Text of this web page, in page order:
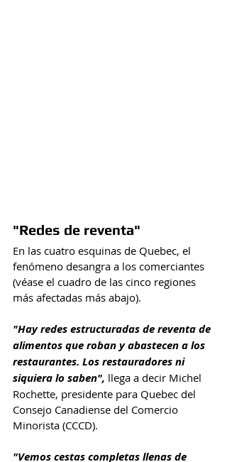
"Redes de reventa"
En las cuatro esquinas de Quebec, el
fenómeno desangra a los comerciantes
(véase el cuadro de las cinco regiones
más afectadas más abajo).
"Hay redes estructuradas de reventa de
alimentos que roban y abastecen a los
restaurantes. Los restauradores ni
siquiera lo saben", llega a decir Michel
Rochette, presidente para Quebec del
Consejo Canadiense del Comercio
Minorista (CCCD).
"Vemos cestas completas llenas de